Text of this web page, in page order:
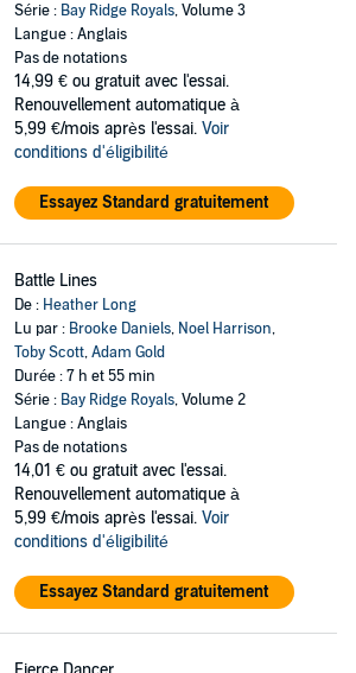
Série : Bay Ridge Royals, Volume 3
Langue : Anglais
Pas de notations
14,99 € ou gratuit avec l'essai.
Renouvellement automatique à
5,99 €/mois après l'essai. Voir
conditions d'éligibilité
Essayez Standard gratuitement
Battle Lines
De : Heather Long
Lu par : Brooke Daniels, Noel Harrison,
Toby Scott,Adam Gold
Durée : 7 h et 55 min
Série : Bay Ridge Royals, Volume 2
Langue : Anglais
Pas de notations
14,01 € ou gratuit avec l'essai.
Renouvellement automatique à
5,99 €/mois après l'essai. Voir
conditions d'éligibilité
Essayez Standard gratuitement